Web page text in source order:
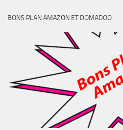
BONS PLAN AMAZON ET DOMADOO